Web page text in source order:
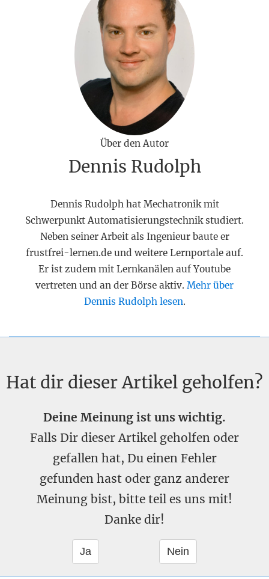
Über den Autor
Dennis Rudolph
Dennis Rudolph hat Mechatronik mit
Schwerpunkt Automatisierungstechnik studiert.
Neben seiner Arbeit als Ingenieur baute er
frustfrei-lernen.de und weitere Lernportale auf.
Er ist zudem mit Lernkanälen auf Youtube
vertreten und an der Börse aktiv. Mehr über
Dennis Rudolph lesen.
Hat dir dieser Artikel geholfen?
Deine Meinung ist uns wichtig.
Falls Dir dieser Artikel geholfen oder
gefallen hat, Du einen Fehler
gefunden hast oder ganz anderer
Meinung bist, bitte teil es uns mit!
Danke dir!